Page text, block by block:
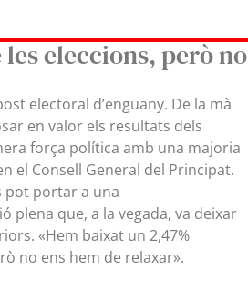
eleccions, però no
electoral d’enguany. De la mà
en valor els resultats dels
força política amb una majoria
el Consell General del Principat.
pot portar a una
plena que, a la vegada, va deixar
«Hem baixat un 2,47%
no ens hem de relaxar».